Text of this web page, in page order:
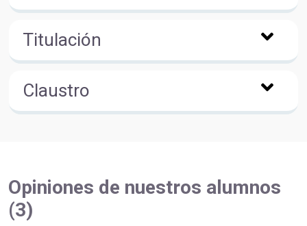
Titulación
Claustro
Opiniones de nuestros alumnos
(3)